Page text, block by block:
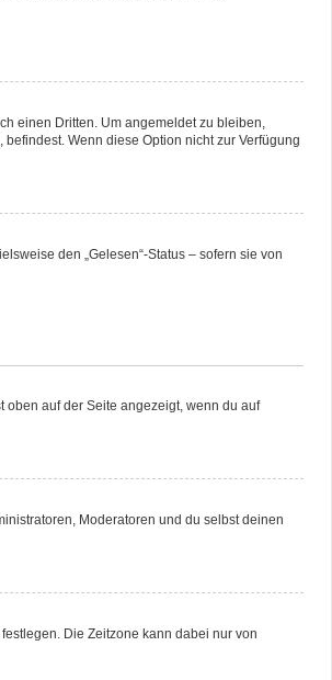
einen Dritten. Um angemeldet zu bleiben,
Wenn diese Option nicht zur Verfügung
den „Gelesen“-Status – sofern sie von
oben auf der Seite angezeigt, wenn du auf
Moderatoren und du selbst deinen
Die Zeitzone kann dabei nur von